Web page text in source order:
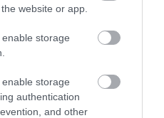
website or app.
storage
storage
authentication
and other
με τη
έκπληξη